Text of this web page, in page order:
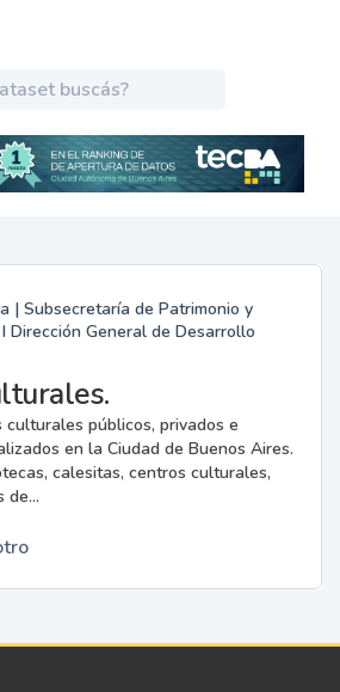
| Subsecretaría de Patrimonio y
Dirección General de Desarrollo
culturales públicos, privados e
en la Ciudad de Buenos Aires.
calesitas, centros culturales,
de...